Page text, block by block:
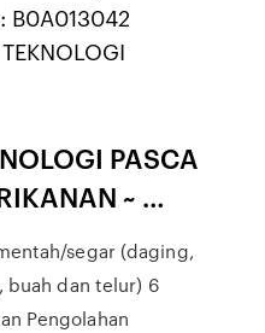
B0A013042
PASCA
~ …
segar (daging,
buah dan telur) 6
Pengolahan